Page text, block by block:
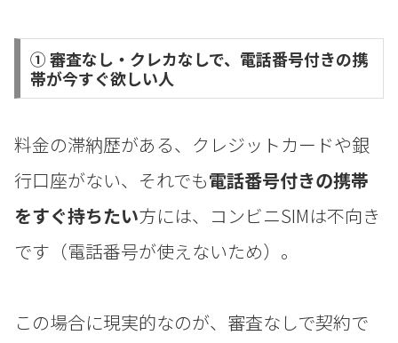
① 審査なし・クレカなしで、電話番号付きの携
帯が今すぐ欲しい人
料金の滞納歴がある、クレジットカードや銀
行口座がない、それでも電話番号付きの携帯
をすぐ持ちたい方には、コンビニSIMは不向き
です（電話番号が使えないため）。
この場合に現実的なのが、審査なしで契約で